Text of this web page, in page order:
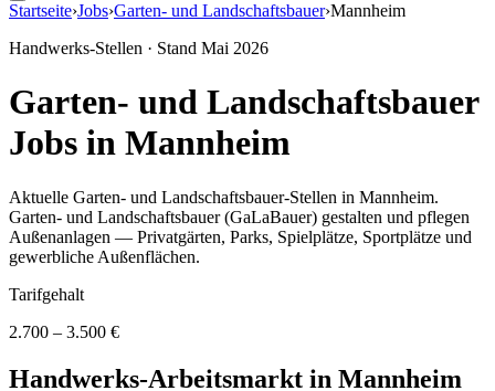
Startseite›Jobs›Garten- und Landschaftsbauer›Mannheim
Handwerks-Stellen · Stand Mai 2026
Garten- und Landschaftsbauer
Jobs in Mannheim
Aktuelle Garten- und Landschaftsbauer-Stellen in Mannheim.
Garten- und Landschaftsbauer (GaLaBauer) gestalten und pflegen
Außenanlagen — Privatgärten, Parks, Spielplätze, Sportplätze und
gewerbliche Außenflächen.
Tarifgehalt
2.700 – 3.500 €
Handwerks-Arbeitsmarkt in Mannheim